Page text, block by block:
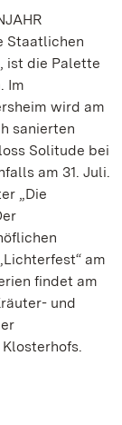
Staatlichen
ist die Palette
Im
wird am
sanierten
Solitude bei
am 31. Juli.
„Die
am
findet am
und